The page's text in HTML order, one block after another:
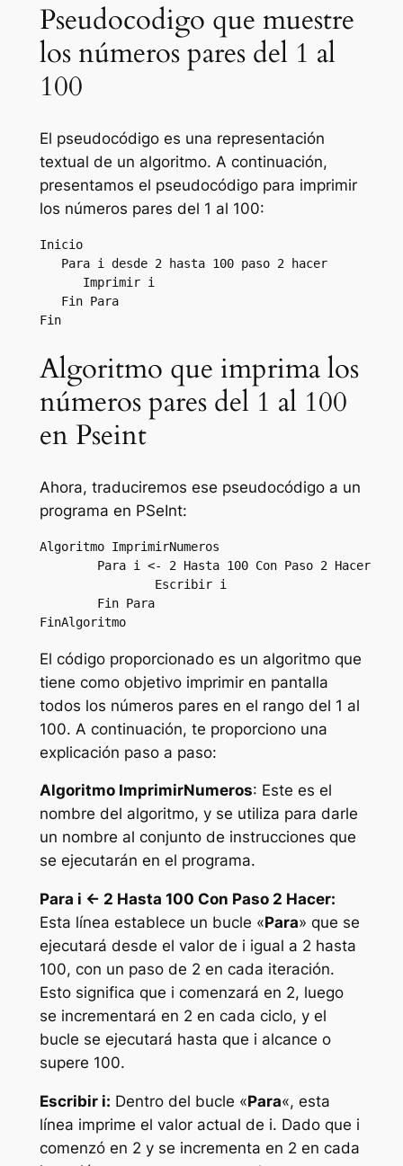
Pseudocodigo que muestre
los números pares del 1 al
100
El pseudocódigo es una representación
textual de un algoritmo. A continuación,
presentamos el pseudocódigo para imprimir
los números pares del 1 al 100:
Inicio
   Para i desde 2 hasta 100 paso 2 hacer
      Imprimir i
   Fin Para
Fin
Algoritmo que imprima los
números pares del 1 al 100
en Pseint
Ahora, traduciremos ese pseudocódigo a un
programa en PSeInt:
Algoritmo ImprimirNumeros
FinAlgoritmo
El código proporcionado es un algoritmo que
tiene como objetivo imprimir en pantalla
todos los números pares en el rango del 1 al
100. A continuación, te proporciono una
explicación paso a paso:
Algoritmo ImprimirNumeros: Este es el
nombre del algoritmo, y se utiliza para darle
un nombre al conjunto de instrucciones que
se ejecutarán en el programa.
Para i <- 2 Hasta 100 Con Paso 2 Hacer:
Esta línea establece un bucle «Para» que se
ejecutará desde el valor de i igual a 2 hasta
100, con un paso de 2 en cada iteración.
Esto significa que i comenzará en 2, luego
se incrementará en 2 en cada ciclo, y el
bucle se ejecutará hasta que i alcance o
supere 100.
Escribir i: Dentro del bucle «Para«, esta
línea imprime el valor actual de i. Dado que i
comenzó en 2 y se incrementa en 2 en cada